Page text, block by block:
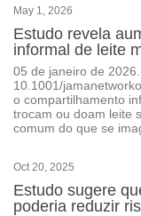
May 1, 2026
Estudo revela
informal de leite
05 de janeiro de
10.1001/
o compartilhamento
trocam ou doam leite
comum do que se
Oct 20, 2025
Estudo sugere
poderia reduzir